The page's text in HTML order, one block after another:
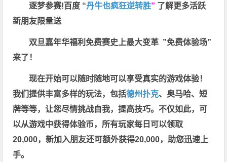
逐梦参赛!百度 “丹牛也疯狂逆转胜” 了解更多活跃
新朋友限量送
双旦嘉年华福利免费赛史上最大变革 ”免费体验场”
来了！
现在开始可以随时随地可以享受真实的游戏体验！
我们提供丰富多样的玩法，包括德州扑克、奥马哈、短
牌等等，让您尽情挑战自我，提高技巧。不仅如此， 可
以从游戏中获得体验币，所有玩家每日可以领取
20,000，新加入朋友还可额外获得20,000，助您迅速上
手。